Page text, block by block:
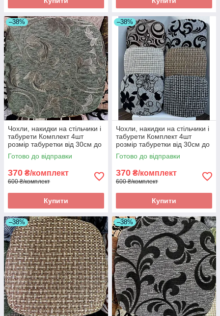
–38%
Чохли, накидки на стільчики і
табурети Комплект 4шт
розмір табуретки від 30см до
34см. Висока якість
Готово до відправки
370 ₴/комплект
600 ₴/комплект
Купити
–38%
Чохли, накидки на стільчики і
табурети Комплект 4шт
розмір табуретки від 30см до
34см. Висока якість
Готово до відправки
370 ₴/комплект
600 ₴/комплект
Купити
–38% –38%